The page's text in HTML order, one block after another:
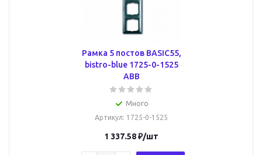
Рамка 5 постов BASIC55,
bistro-blue 1725-0-1525
ABB
Много
Артикул: 1725-0-1525
1 337.58₽/шт